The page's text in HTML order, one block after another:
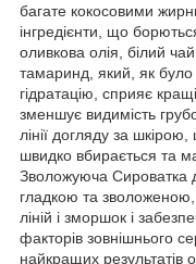
багате кокосовими
інгредієнти, що
оливкова олія, білий
тамаринд, який, як
гідратацію, сприяє
зменшує видимість
лінії догляду за
швидко вбирається та
Зволожуюча Сироватка
гладкою та
ліній і зморшок і
факторів зовнішнього
найкращих результатів